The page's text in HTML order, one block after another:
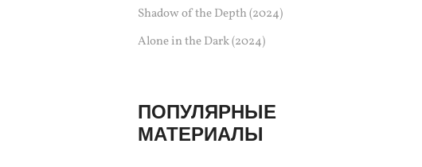
Shadow of the Depth (2024)
Alone in the Dark (2024)
ПОПУЛЯРНЫЕ
МАТЕРИАЛЫ